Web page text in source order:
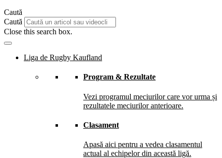
Caută
Caută
Close this search box.
Liga de Rugby Kaufland
Program & Rezultate
Vezi programul meciurilor care vor urma și
rezultatele meciurilor anterioare.
Clasament
Apasă aici pentru a vedea clasamentul
actual al echipelor din această ligă.